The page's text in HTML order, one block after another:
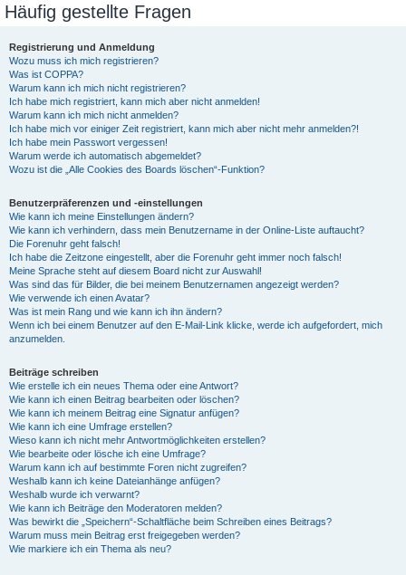
Häufig gestellte Fragen
Registrierung und Anmeldung
Wozu muss ich mich registrieren?
Was ist COPPA?
Warum kann ich mich nicht registrieren?
Ich habe mich registriert, kann mich aber nicht anmelden!
Warum kann ich mich nicht anmelden?
Ich habe mich vor einiger Zeit registriert, kann mich aber nicht mehr anmelden?!
Ich habe mein Passwort vergessen!
Warum werde ich automatisch abgemeldet?
Wozu ist die „Alle Cookies des Boards löschen“-Funktion?
Benutzerpräferenzen und -einstellungen
Wie kann ich meine Einstellungen ändern?
Wie kann ich verhindern, dass mein Benutzername in der Online-Liste auftaucht?
Die Forenuhr geht falsch!
Ich habe die Zeitzone eingestellt, aber die Forenuhr geht immer noch falsch!
Meine Sprache steht auf diesem Board nicht zur Auswahl!
Was sind das für Bilder, die bei meinem Benutzernamen angezeigt werden?
Wie verwende ich einen Avatar?
Was ist mein Rang und wie kann ich ihn ändern?
Wenn ich bei einem Benutzer auf den E-Mail-Link klicke, werde ich aufgefordert, mich
anzumelden.
Beiträge schreiben
Wie erstelle ich ein neues Thema oder eine Antwort?
Wie kann ich einen Beitrag bearbeiten oder löschen?
Wie kann ich meinem Beitrag eine Signatur anfügen?
Wie kann ich eine Umfrage erstellen?
Wieso kann ich nicht mehr Antwortmöglichkeiten erstellen?
Wie bearbeite oder lösche ich eine Umfrage?
Warum kann ich auf bestimmte Foren nicht zugreifen?
Weshalb kann ich keine Dateianhänge anfügen?
Weshalb wurde ich verwarnt?
Wie kann ich Beiträge den Moderatoren melden?
Was bewirkt die „Speichern“-Schaltfläche beim Schreiben eines Beitrags?
Warum muss mein Beitrag erst freigegeben werden?
Wie markiere ich ein Thema als neu?